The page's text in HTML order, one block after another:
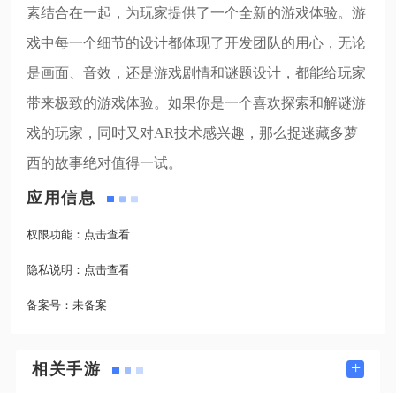
素结合在一起，为玩家提供了一个全新的游戏体验。游
戏中每一个细节的设计都体现了开发团队的用心，无论
是画面、音效，还是游戏剧情和谜题设计，都能给玩家
带来极致的游戏体验。如果你是一个喜欢探索和解谜游
戏的玩家，同时又对AR技术感兴趣，那么捉迷藏多萝
西的故事绝对值得一试。
应用信息
权限功能： 点击查看
隐私说明： 点击查看
备案号： 未备案
相关手游 +